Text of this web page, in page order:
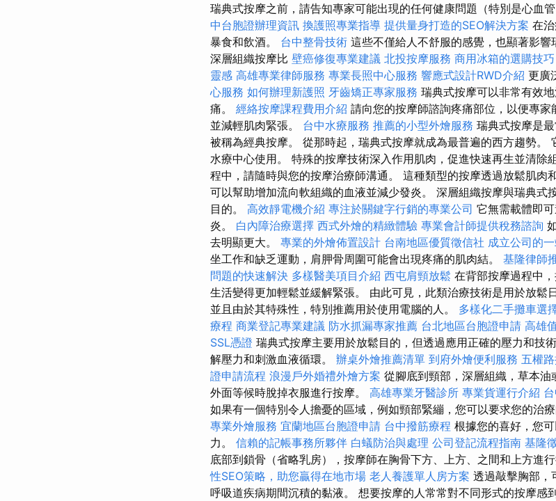
瑞典式按摩之前，請告知專家可能出現的任何健康問題（特別是心血
中台胞證辦理資訊 換護照專業指導 提供量身打造的SEO解決方案 在
暴食和飲酒。 台中整骨技術 這些不僅給人不舒服的感覺，也顯著影
深層組織按摩比 壁癌修復專業建議 北投按摩服務 商用冰箱的選購技巧
靈感 高雄專業律師服務 專業長照中心服務 響應式設計RWD介紹 更廣
心服務 如何辦理新護照 牙齒矯正專家服務 瑞典式按摩可以非常有效
痛。 經絡按摩課程費用介紹 請向您的按摩師諮詢疼痛部位，以便專
並減輕肌肉緊張。 台中水療服務 推薦的小型外燴服務 瑞典式按摩是
被稱為經典按摩。 從那時起，瑞典式按摩就成為最普遍的西方趨勢。
水療中心使用。 特殊的按摩技術深入作用肌肉，促進快速再生並清除
程中，請隨時與您的按摩治療師溝通。 這種類型的按摩透過放鬆肌肉
可以幫助增加流向軟組織的血液並減少發炎。 深層組織按摩與瑞典式
目的。 高效靜電機介紹 專注於關鍵字行銷的專業公司 它無需載體即
炎。 白內障治療選擇 西式外燴的精緻體驗 專業會計師提供稅務諮詢
去明顯更大。 專業的外燴佈置設計 台南地區優質徵信社 成立公司的
坐工作和缺乏運動，肩胛骨周圍可能會出現疼痛的肌肉結。 基隆律師
問題的快速解決 多樣醫美項目介紹 西屯肩頸放鬆 在背部按摩過程中
生活變得更加輕鬆並緩解緊張。 由此可見，此類治療技術是用於放鬆
並且由於其特殊性，特別推薦用於使用電腦的人。 多樣化二手攤車選
療程 商業登記專業建議 防水抓漏專家推薦 台北地區台胞證申請 高雄
SSL憑證 瑞典式按摩主要用於放鬆目的，但透過應用正確的壓力和技
解壓力和刺激血液循環。 辦桌外燴推薦清單 到府外燴便利服務 五權
證申請流程 浪漫戶外婚禮外燴方案 從腳底到頸部，深層組織，草本
外面等候時脫掉衣服進行按摩。 高雄專業牙醫診所 專業貨運行介紹
如果有一個特別令人擔憂的區域，例如頸部緊繃，您可以要求您的治
專業外燴服務 宜蘭地區台胞證申請 台中撥筋療程 根據您的喜好，您
力。 信賴的記帳事務所夥伴 白蟻防治與處理 公司登記流程指南 基隆
底部到鎖骨（省略乳房），按摩師在胸骨下方、上方、之間和上方進行
性SEO策略，助您贏得在地市場 老人養護單人房方案 透過敲擊胸部，
呼吸道疾病期間沉積的黏液。 想要按摩的人常常對不同形式的按摩感